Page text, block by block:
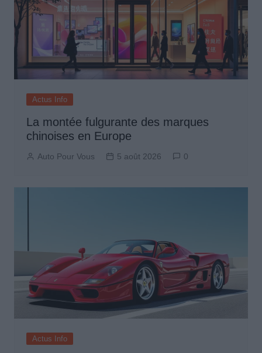
Actus Info
La montée fulgurante des marques
chinoises en Europe
Auto Pour Vous 5 août 2026 0
Actus Info